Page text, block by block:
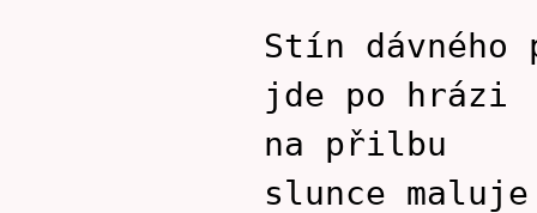
Stín
jde po hrázi
na přilbu
slunce maluje